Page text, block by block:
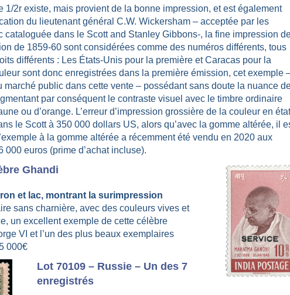
1/2r existe, mais provient de la bonne impression, et est également
du lieutenant général C.W. Wickersham – acceptée par les
cataloguée dans le Scott and Stanley Gibbons-, la fine impression
de 1859-60 sont considérées comme des numéros différents, tous
différents : Les États-Unis pour la première et Caracas pour la
sont donc enregistrées dans la première émission, cet exemple
marché public dans cette vente – possédant sans doute la nuance
par conséquent le contraste visuel avec le timbre ordinaire
ou d’orange. L’erreur d’impression grossière de la couleur en état
le Scott à 350 000 dollars US, alors qu’avec la gomme altérée, il
à la gomme altérée a récemment été vendu en 2020 aux
euros (prime d’achat incluse).
Ghandi
et lac, montrant la surimpression
sans charnière, avec des couleurs vives et
un excellent exemple de cette célèbre
VI et l’un des plus beaux exemplaires
000€
Lot 70109 – Russie – Un des 7
enregistrés